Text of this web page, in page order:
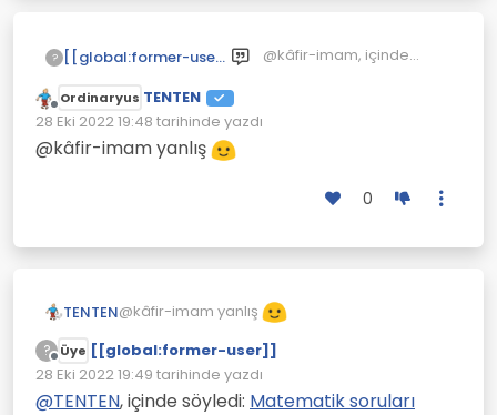
? [[global:former-user]]
@kâfir-imam, içinde
küçük bulduğum sayı
Çevrimdışı
Ordinaryus TENTEN
28 Eki 2022 19:48 tarihinde yazdı
Son düzenleyen:
@kâfir-imam yanlış
0
TENTEN@kâfir-imam yanlış
?
Çevrimdışı
Üye [[global:former-user]]
28 Eki 2022 19:49 tarihinde yazdı
Son düzenleyen:
@TENTEN, içinde söyledi: Matematik soruları